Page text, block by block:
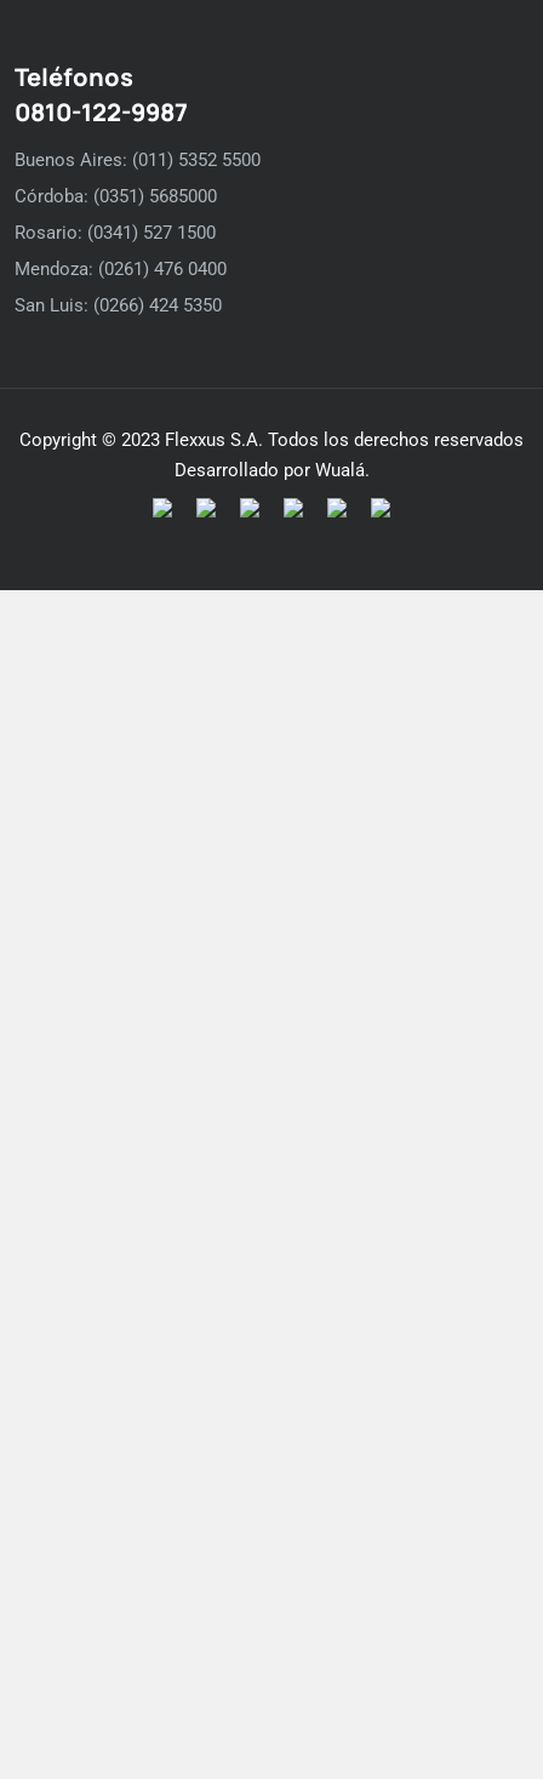
Teléfonos
0810-122-9987
Buenos Aires: (011) 5352 5500
Córdoba: (0351) 5685000
Rosario: (0341) 527 1500
Mendoza: (0261) 476 0400
San Luis: (0266) 424 5350
Copyright © 2023 Flexxus S.A. Todos los derechos reservados
Desarrollado por Wualá.